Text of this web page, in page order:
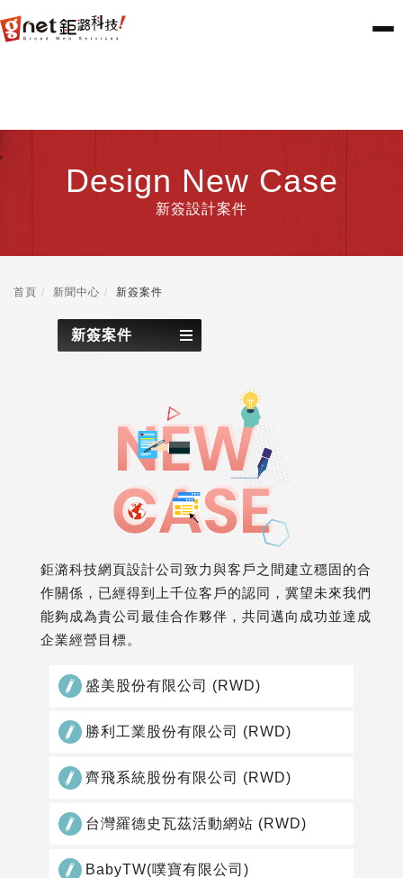
Design New Case
新簽設計案件
首頁 新聞中心 新簽案件
新簽案件
鉅潞科技網頁設計公司致力與客戶之間建立穩固的合
作關係，已經得到上千位客戶的認同，冀望未來我們
能夠成為貴公司最佳合作夥伴，共同邁向成功並達成
企業經營目標。
盛美股份有限公司 (RWD)
勝利工業股份有限公司 (RWD)
齊飛系統股份有限公司 (RWD)
台灣羅德史瓦茲活動網站 (RWD)
BabyTW(噗寶有限公司)